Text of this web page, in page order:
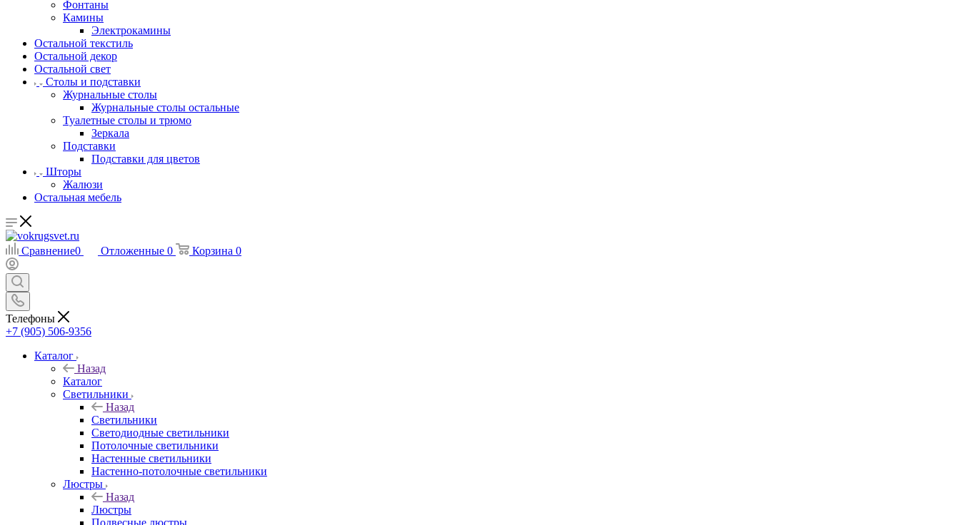
Фонтаны
Камины
Электрокамины
Остальной текстиль
Остальной декор
Остальной свет
Столы и подставки
Журнальные столы
Журнальные столы остальные
Туалетные столы и трюмо
Зеркала
Подставки
Подставки для цветов
Шторы
Жалюзи
Остальная мебель
Сравнение0 Отложенные 0 Корзина 0
Телефоны
+7 (905) 506-9356
Каталог
Назад
Каталог
Светильники
Назад
Светильники
Светодиодные светильники
Потолочные светильники
Настенные светильники
Настенно-потолочные светильники
Люстры
Назад
Люстры
Подвесные люстры